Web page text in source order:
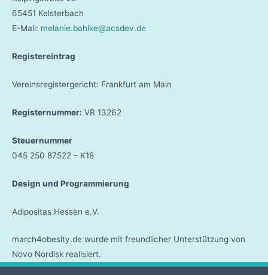
65451 Kelsterbach
E-Mail: melanie.bahlke@acsdev.de
Registereintrag
Vereinsregistergericht: Frankfurt am Main
Registernummer: VR 13262
Steuernummer
045 250 87522 – K18
Design und Programmierung
Adipositas Hessen e.V.
march4obesity.de wurde mit freundlicher Unterstützung von
Novo Nordisk realisiert.